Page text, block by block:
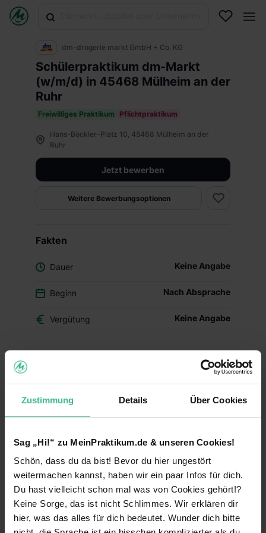
Zustimmung Details Über Cookies
Sag „Hi!“ zu MeinPraktikum.de & unseren Cookies!
Schön, dass du da bist! Bevor du hier ungestört
weitermachen kannst, haben wir ein paar Infos für dich.
Du hast vielleicht schon mal was von Cookies gehört!?
Keine Sorge, das ist nicht Schlimmes. Wir erklären dir
hier, was das alles für dich bedeutet. Wunder dich bitte
dm-drogerie markt GmbH + Co. KG
Schülerpraktikum dm-Markt
(w/m/d) in 45468 Mülheim an der
Ruhr
Freiwilliges Praktikum Pflichtpraktikum
Hans-Böckler-Platz 10, 45468 Mülheim an der
Ruhr
Jetzt bewerben
Weitere Bewerbungsoptionen
Fakten
Dauer Keine Angabe
Beginn Nach Absprache
Vergütung Keine Angabe
Du überlegst, ob der Beruf des Drogisten oder ein
ist? Dann schnuppere in den Drogerie-Alltag
hinein und mach Dir Dein eigenes Bild – mit
Deinem Schülerpraktikum (w/m/d) im dm-Markt.
Deine Aufgaben und Lerninhalte
Alltag im dm-Markt kennenlernen:Während
Deines Praktikums schaust Du hinter die
Kulissen und erfährst, welche Aufgaben im
Arbeitsalltag zu meistern sind. Du erhältst einen
Einblick in die einzelnen Abläufe wie